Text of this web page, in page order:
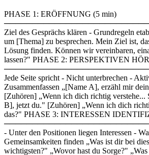
PHASE 1: ERÖFFNUNG (5 min)
────────────────────────── -
Ziel des Gesprächs klären - Grundregeln
um [Thema] zu besprechen. Mein Ziel ist,
Lösung finden. Können wir vereinbaren,
lassen?" PHASE 2: PERSPEKTIVEN
Jede Seite spricht - Nicht unterbrechen -
Zusammenfassen „[Name A], erzähl mir
[Zuhören] „Wenn ich dich richtig verstehe...
B], jetzt du." [Zuhören] „Wenn ich dich
das?" PHASE 3: INTERESSEN
- Unter den Positionen liegen Interessen -
Gemeinsamkeiten finden „Was ist dir bei
wichtigsten?" „Wovor hast du Sorge?"